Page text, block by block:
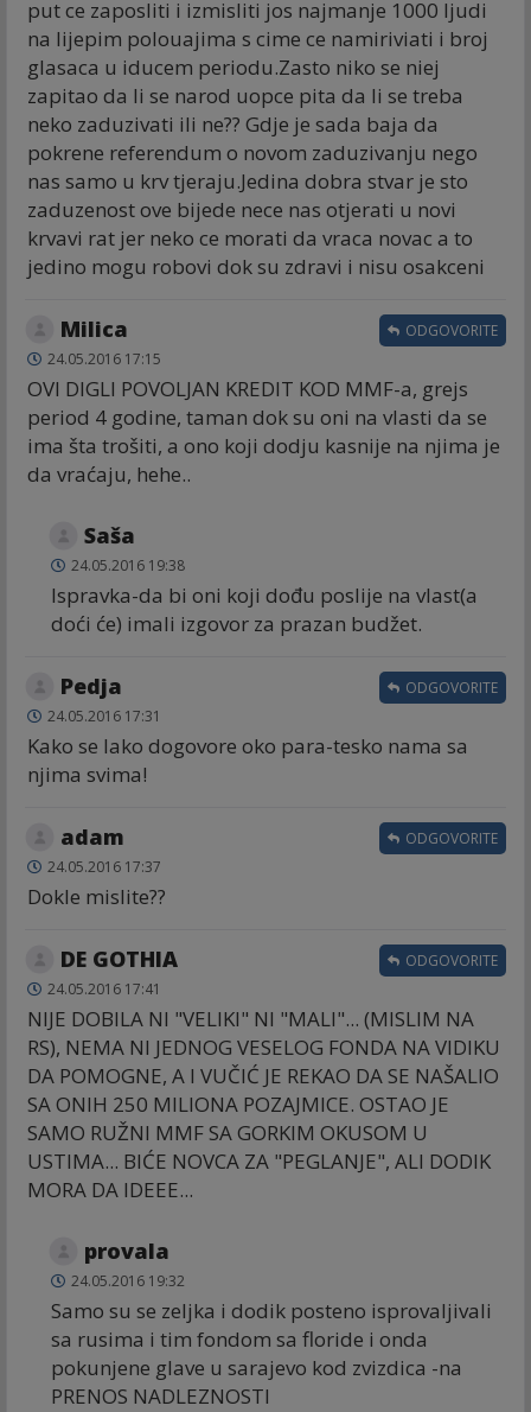
put ce zaposliti i izmisliti jos najmanje 1000 ljudi
na lijepim polouajima s cime ce namiriviati i broj
glasaca u iducem periodu.Zasto niko se niej
zapitao da li se narod uopce pita da li se treba
neko zaduzivati ili ne?? Gdje je sada baja da
pokrene referendum o novom zaduzivanju nego
nas samo u krv tjeraju.Jedina dobra stvar je sto
zaduzenost ove bijede nece nas otjerati u novi
krvavi rat jer neko ce morati da vraca novac a to
jedino mogu robovi dok su zdravi i nisu osakceni
Milica
24.05.2016 17:15
OVI DIGLI POVOLJAN KREDIT KOD MMF-a, grejs
period 4 godine, taman dok su oni na vlasti da se
ima šta trošiti, a ono koji dodju kasnije na njima je
da vraćaju, hehe..
ODGOVORITE
Saša
24.05.2016 19:38
Ispravka-da bi oni koji dođu poslije na vlast(a
doći će) imali izgovor za prazan budžet.
Pedja
24.05.2016 17:31
Kako se lako dogovore oko para-tesko nama sa
njima svima!
ODGOVORITE
adam
24.05.2016 17:37
Dokle mislite??
ODGOVORITE
DE GOTHIA
24.05.2016 17:41
NIJE DOBILA NI "VELIKI" NI "MALI"... (MISLIM NA
RS), NEMA NI JEDNOG VESELOG FONDA NA VIDIKU
DA POMOGNE, A I VUČIĆ JE REKAO DA SE NAŠALIO
SA ONIH 250 MILIONA POZAJMICE. OSTAO JE
SAMO RUŽNI MMF SA GORKIM OKUSOM U
USTIMA... BIĆE NOVCA ZA "PEGLANJE", ALI DODIK
MORA DA IDEEE...
ODGOVORITE
provala
24.05.2016 19:32
Samo su se zeljka i dodik posteno isprovaljivali
sa rusima i tim fondom sa floride i onda
pokunjene glave u sarajevo kod zvizdica -na
PRENOS NADLEZNOSTI